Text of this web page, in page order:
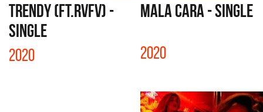
TRENDY (FT.RVFV) -
SINGLE
2020
MALA CARA - SINGLE
2020